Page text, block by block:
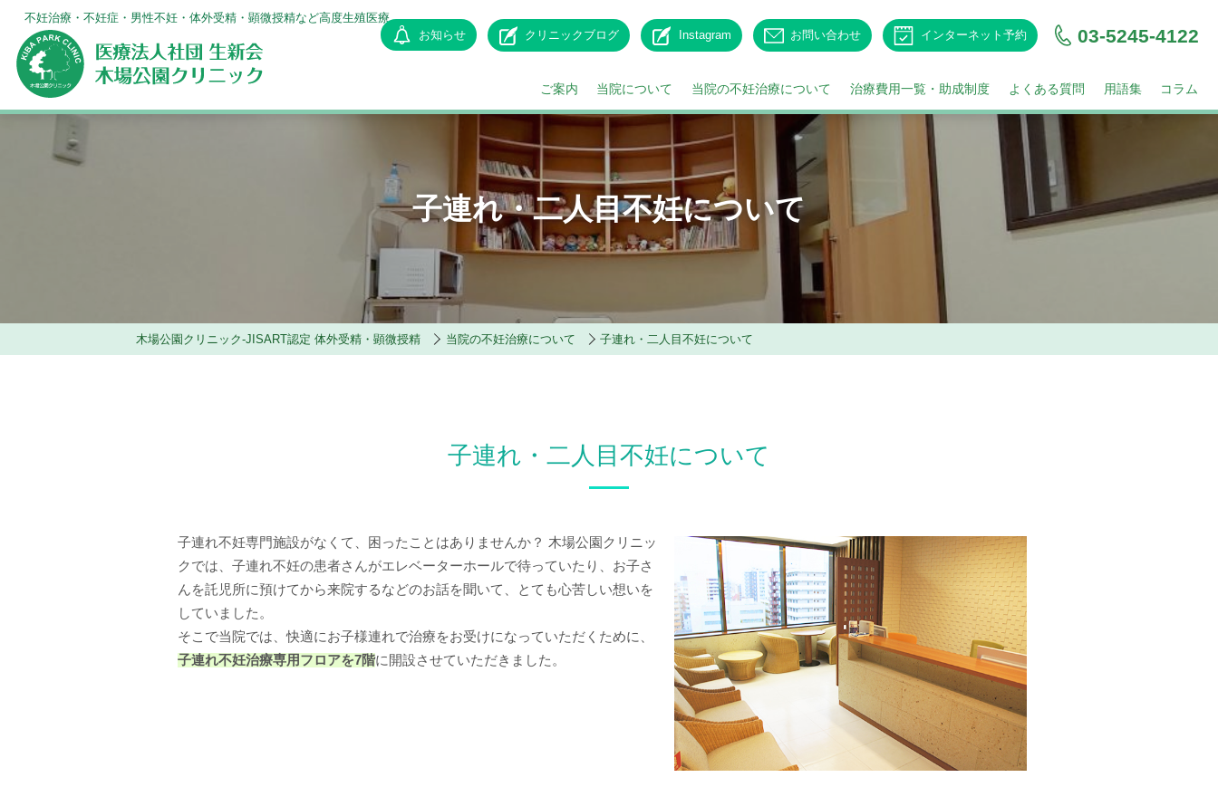
不妊治療・不妊症・男性不妊・体外受精・ 顕微授精など高度生殖医療
お知らせ
クリニックブログ Instagram お問い合わせ インターネット予約 03-5245-4122
ご案内
当院の患者様へ セミナーについて 予約方法について 自然妊娠についての年齢や確率など
当院について
理事長あいさつ 経験豊かな専門医・不妊治療の名医のご紹介 交通アクセス 不妊治療と仕事の両立
当院の不妊治療・体外受精の成功率、実績について 学会発表・論文など スタッフ募集 パンフレット
当院の不妊治療について
不妊治療のステップや流れについて 不妊治療の費用や助成金、補助金について
人工授精のスケジュールや排卵後について 体外受精（IVF）とは 顕微授精とは 男性不妊の治療
不妊治療が辛いと感じている方へ 胚凍結・胚融解について
胚盤胞培養・移植の着床時期や確率について 不妊治療のためのカウンセリング 卵子凍結（未受精卵）について
二人目不妊について 不妊治療成功のポイント 不妊検査について
治療費用一覧・助成制度
不妊治療の医療費控除など助成制度について 卵子凍結（未受精卵凍結）助成金
よくある質問
女性不妊症のよくある質問 二人目不妊のよくある質問
用語集
男性の体についての用語 治療方法についての用語 薬についての用語 女性不妊ついての用語
不妊に関する物質についての用語
コラム
子連れ・二人目不妊について
木場公園クリニック-JISART認定 体外受精・顕微授精 当院の不妊治療について 子連れ・二人目不妊について
子連れ・二人目不妊について
子連れ不妊専門施設がなくて、困ったことはありませんか？ 木場公園クリニッ
クでは、子連れ不妊の患者さんがエレベーターホールで待っていたり、お子さ
んを託児所に預けてから来院するなどのお話を聞いて、とても心苦しい想いを
していました。
そこで当院では、快適にお子様連れで治療をお受けになっていただくために、
子連れ不妊治療専用フロアを7階に開設させていただきました。